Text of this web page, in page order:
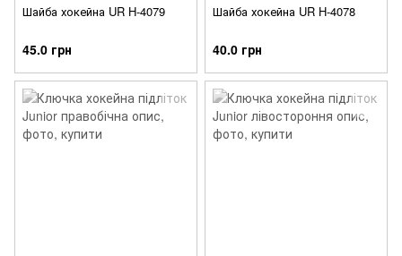
Шайба хокейна UR H-4079
45.0 грн
Шайба хокейна UR H-4078
40.0 грн